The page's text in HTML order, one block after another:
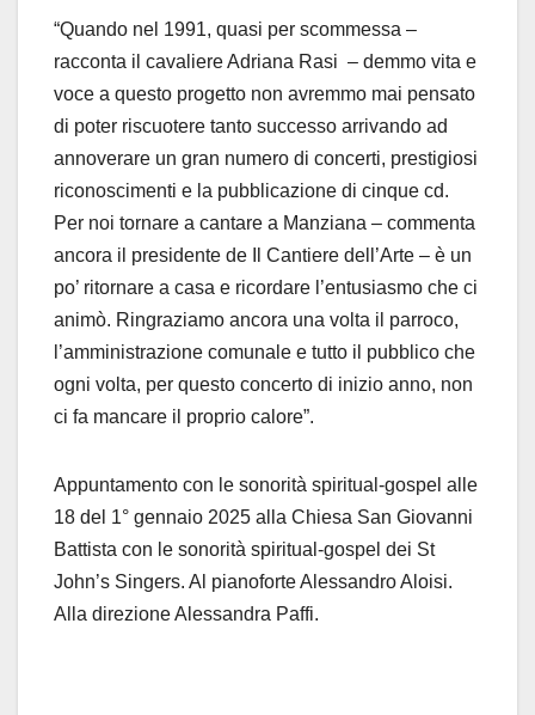
“Quando nel 1991, quasi per scommessa –
racconta il cavaliere Adriana Rasi – demmo vita e
voce a questo progetto non avremmo mai pensato
di poter riscuotere tanto successo arrivando ad
annoverare un gran numero di concerti, prestigiosi
riconoscimenti e la pubblicazione di cinque cd.
Per noi tornare a cantare a Manziana – commenta
ancora il presidente de Il Cantiere dell’Arte – è un
po’ ritornare a casa e ricordare l’entusiasmo che ci
animò. Ringraziamo ancora una volta il parroco,
l’amministrazione comunale e tutto il pubblico che
ogni volta, per questo concerto di inizio anno, non
ci fa mancare il proprio calore”.
Appuntamento con le sonorità spiritual-gospel alle
18 del 1° gennaio 2025 alla Chiesa San Giovanni
Battista con le sonorità spiritual-gospel dei St
John’s Singers. Al pianoforte Alessandro Aloisi.
Alla direzione Alessandra Paffi.